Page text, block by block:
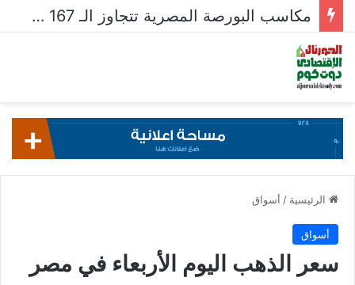
مكاسب البورصة المصرية تتجاوز الـ 167 مليار جنيه خلال أسبوع
الرئيسية / أسواق
أسواق
سعر الذهب اليوم الأربعاء في مصر